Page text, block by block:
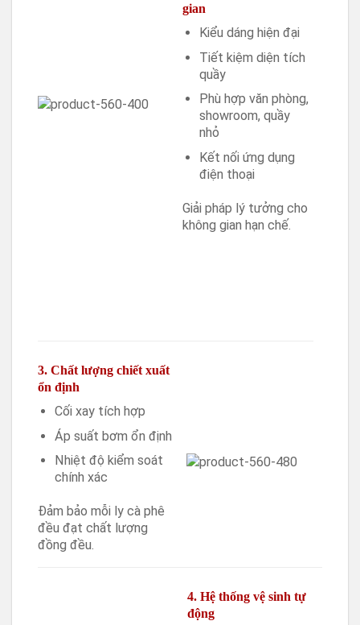
gian
Kiểu dáng hiện đại
Tiết kiệm diện tích
quầy
Phù hợp văn phòng,
showroom, quầy
nhỏ
Kết nối ứng dụng
điện thoại
Giải pháp lý tưởng cho
không gian hạn chế.
3. Chất lượng chiết xuất
ổn định
Cối xay tích hợp
Áp suất bơm ổn định
Nhiệt độ kiểm soát
chính xác
Đảm bảo mỗi ly cà phê
đều đạt chất lượng
đồng đều.
4. Hệ thống vệ sinh tự
động